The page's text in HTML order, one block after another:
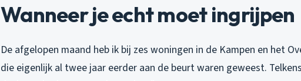
Wanneer je echt moet ingrijpen
De afgelopen maand heb ik bij zes woningen in de Kampen en het
die eigenlijk al twee jaar eerder aan de beurt waren geweest.